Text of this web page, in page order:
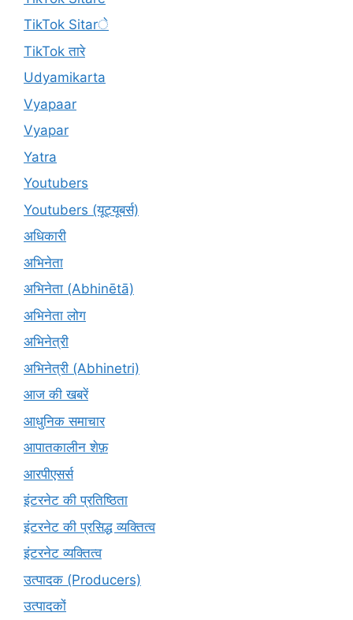
TikTok Sitarे
TikTok तारे
Udyamikarta
Vyapaar
Vyapar
Yatra
Youtubers
Youtubers (यूट्यूबर्स)
अधिकारी
अभिनेता
अभिनेता (Abhinētā)
अभिनेता लोग
अभिनेत्री
अभिनेत्री (Abhinetri)
आज की खबरें
आधुनिक समाचार
आपातकालीन शेफ़
आरपीएसर्स
इंटरनेट की प्रतिष्ठिता
इंटरनेट की प्रसिद्ध व्यक्तित्व
इंटरनेट व्यक्तित्व
उत्पादक (Producers)
उत्पादकों